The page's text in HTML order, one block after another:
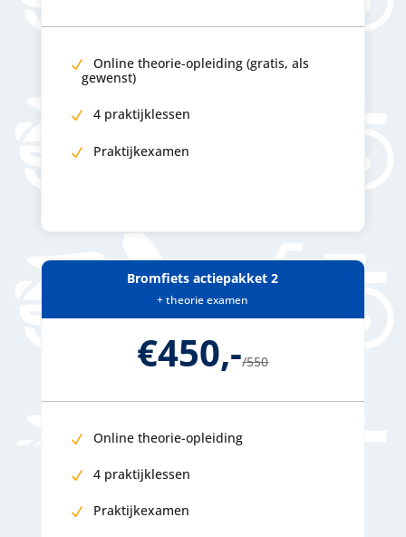
Online theorie-opleiding (gratis, als
gewenst)
4 praktijklessen
Praktijkexamen
Bromfiets actiepakket 2
+ theorie examen
€450,-/550
Online theorie-opleiding
4 praktijklessen
Praktijkexamen